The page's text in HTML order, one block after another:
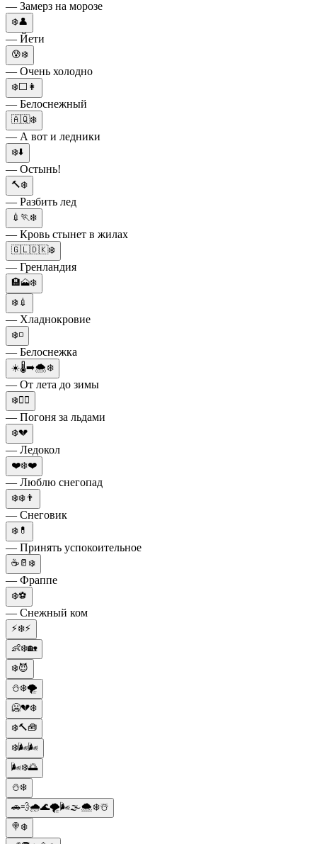
— Замерз на морозе
❄️👤
— Йети
😰❄️
— Очень холодно
❄️⬜👩
— Белоснежный
🇦🇶❄️
— А вот и ледники
❄️⬇️
— Остынь!
🔨❄️
— Разбить лед
💉🏃❄️
— Кровь стынет в жилах
🇬🇱🇩🇰❄️
— Гренландия
🏨🗻❄️
❄️💉
— Хладнокровие
❄️◽
— Белоснежка
☀️🌡➡️🌨❄️
— От лета до зимы
❄️🏃‍♂️
— Погоня за льдами
❄️💔
— Ледокол
❤️❄️❤️
— Люблю снегопад
❄️❄️👨
— Снеговик
❄️💊
— Принять успокоительное
☕🥛❄️
— Фраппе
❄️⚽
— Снежный ком
⚡❄️⚡
👶❄️🏡
❄️😈
⛄❄️🌪️
🥶💔❄️
❄️🔨🧰
❄️🌬️🌬️
🌬️❄️🌅
⛄❄️
🚗💨🌧🌊🌪🌬🌫🌨❄️☃️
🍭❄️